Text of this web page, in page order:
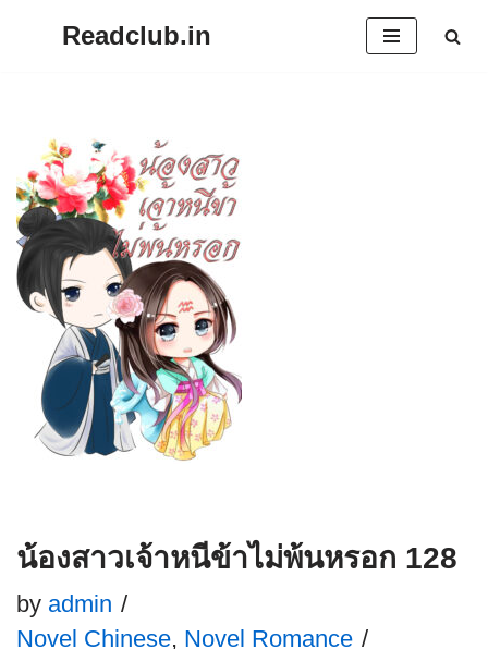
content
Readclub.in
น้องสาวเจ้าหนีข้าไม่พ้นหรอก 128
by admin
Novel Chinese, Novel Romance